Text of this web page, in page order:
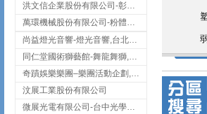
洪文信企業股份有限公司-彰化鋅合金鑄造,彰化五金加工,彰化五金配件
萬環機械股份有限公司-粉體塗裝設備,輸送機,輸送機設備,台南輸送機
尚益燈光音響-燈光音響,台北燈光音響,台北燈光音響出租
同仁堂國術獅藝館-舞龍舞獅,台中舞龍舞獅
奇蹟娛樂樂團–樂團活動企劃,台中樂團表演,台中婚禮樂團
汶展工業股份有限公司
微展光電有限公司-台中光學鍍膜,optical filter taiwan,台灣光學鍍膜